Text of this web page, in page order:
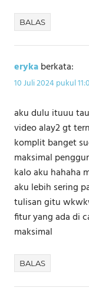
BALAS
erykaberkata:
10 Juli 2024 pukul
aku dulu ituuu
video alay2 gt
komplit banget
maksimal
kalo aku hahaha
aku lebih sering
tulisan gitu
fitur yang ada di
maksimal
BALAS